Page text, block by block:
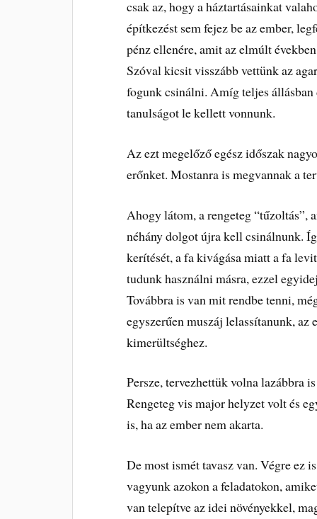
csak az, hogy a háztartásainkat
építkezést sem fejez be az ember,
pénz ellenére, amit az elmúlt
Szóval kicsit visszább vettünk az
fogunk csinálni. Amíg teljes
tanulságot le kellett vonnunk.
Az ezt megelőző egész időszak
erőnket. Mostanra is megvannak a
Ahogy látom, a rengeteg “tűzoltás”,
néhány dolgot újra kell csinálnunk.
kerítését, a fa kivágása miatt a fa
tudunk használni másra, ezzel
Továbbra is van mit rendbe tenni,
egyszerűen muszáj lelassítanunk,
kimerültséghez.
Persze, tervezhettük volna lazábbra
Rengeteg vis major helyzet volt és
is, ha az ember nem akarta.
De most ismét tavasz van. Végre ez
vagyunk azokon a feladatokon,
van telepítve az idei növényekkel,